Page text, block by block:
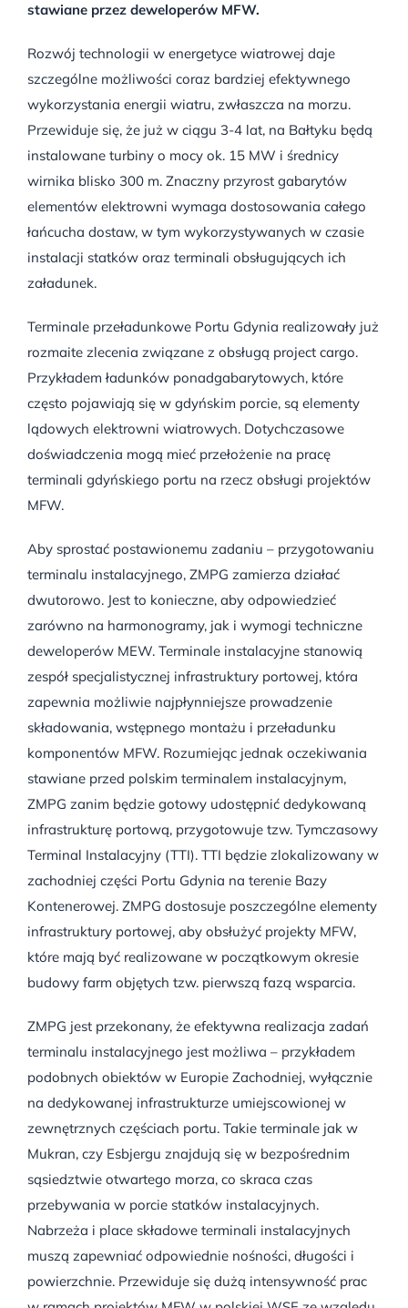
stawiane przez deweloperów MFW.
Rozwój technologii w energetyce wiatrowej daje
szczególne możliwości coraz bardziej efektywnego
wykorzystania energii wiatru, zwłaszcza na morzu.
Przewiduje się, że już w ciągu 3-4 lat, na Bałtyku będą
instalowane turbiny o mocy ok. 15 MW i średnicy
wirnika blisko 300 m. Znaczny przyrost gabarytów
elementów elektrowni wymaga dostosowania całego
łańcucha dostaw, w tym wykorzystywanych w czasie
instalacji statków oraz terminali obsługujących ich
załadunek.
Terminale przeładunkowe Portu Gdynia realizowały już
rozmaite zlecenia związane z obsługą project cargo.
Przykładem ładunków ponadgabarytowych, które
często pojawiają się w gdyńskim porcie, są elementy
lądowych elektrowni wiatrowych. Dotychczasowe
doświadczenia mogą mieć przełożenie na pracę
terminali gdyńskiego portu na rzecz obsługi projektów
MFW.
Aby sprostać postawionemu zadaniu – przygotowaniu
terminalu instalacyjnego, ZMPG zamierza działać
dwutorowo. Jest to konieczne, aby odpowiedzieć
zarówno na harmonogramy, jak i wymogi techniczne
deweloperów MEW. Terminale instalacyjne stanowią
zespół specjalistycznej infrastruktury portowej, która
zapewnia możliwie najpłynniejsze prowadzenie
składowania, wstępnego montażu i przeładunku
komponentów MFW. Rozumiejąc jednak oczekiwania
stawiane przed polskim terminalem instalacyjnym,
ZMPG zanim będzie gotowy udostępnić dedykowaną
infrastrukturę portową, przygotowuje tzw. Tymczasowy
Terminal Instalacyjny (TTI). TTI będzie zlokalizowany w
zachodniej części Portu Gdynia na terenie Bazy
Kontenerowej. ZMPG dostosuje poszczególne elementy
infrastruktury portowej, aby obsłużyć projekty MFW,
które mają być realizowane w początkowym okresie
budowy farm objętych tzw. pierwszą fazą wsparcia.
ZMPG jest przekonany, że efektywna realizacja zadań
terminalu instalacyjnego jest możliwa – przykładem
podobnych obiektów w Europie Zachodniej, wyłącznie
na dedykowanej infrastrukturze umiejscowionej w
zewnętrznych częściach portu. Takie terminale jak w
Mukran, czy Esbjergu znajdują się w bezpośrednim
sąsiedztwie otwartego morza, co skraca czas
przebywania w porcie statków instalacyjnych.
Nabrzeża i place składowe terminali instalacyjnych
muszą zapewniać odpowiednie nośności, długości i
powierzchnie. Przewiduje się dużą intensywność prac